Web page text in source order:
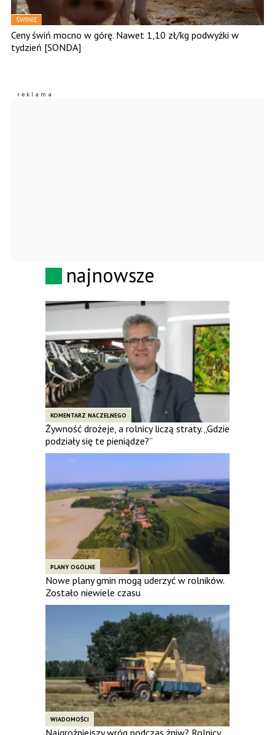
ŚWINIE
Ceny świń mocno w górę. Nawet 1,10 zł/kg podwyżki w
tydzień [SONDA]
najnowsze
KOMENTARZ NACZELNEGO
Żywność drożeje, a rolnicy liczą straty. „Gdzie
podziały się te pieniądze?”
PLANY OGÓLNE
Nowe plany gmin mogą uderzyć w rolników.
Zostało niewiele czasu
WIADOMOŚCI
Najgroźniejszy wróg podczas żniw? Rolnicy